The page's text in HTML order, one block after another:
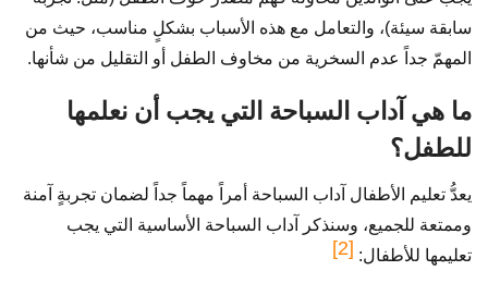
سابقة سيئة)، والتعامل مع هذه الأسباب بشكلٍ مناسب، حيث من
المهمّ جداً عدم السخرية من مخاوف الطفل أو التقليل من شأنها.
ما هي آداب السباحة التي يجب أن نعلمها
للطفل؟
يعدُّ تعليم الأطفال آداب السباحة أمراً مهماً جداً لضمان تجربةٍ آمنة
وممتعة للجميع، وسنذكر آداب السباحة الأساسية التي يجب
تعليمها للأطفال: [2]